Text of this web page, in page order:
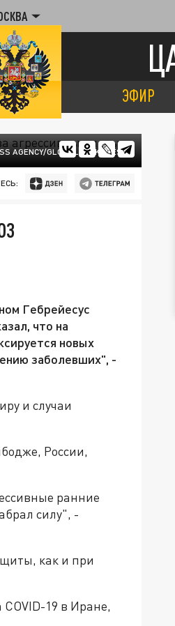
ЭФИР
AGENCY/GLOBALLOOKPRESS
Гебрейесус
что на
новых
заболевших", -
и случаи
России,
ранние
силу", -
как и при
19 в Иране,